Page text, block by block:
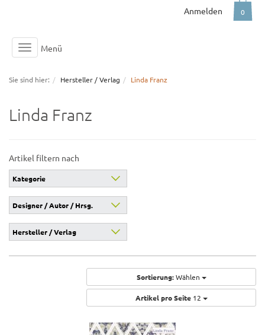
0
Anmelden
Toggle
navigation
Menü
Sie sind hier: Hersteller / Verlag Linda Franz
Linda Franz
Artikel filtern nach
Kategorie
Designer / Autor / Hrsg.
Hersteller / Verlag
Sortierung: Wählen
Artikel pro Seite 12